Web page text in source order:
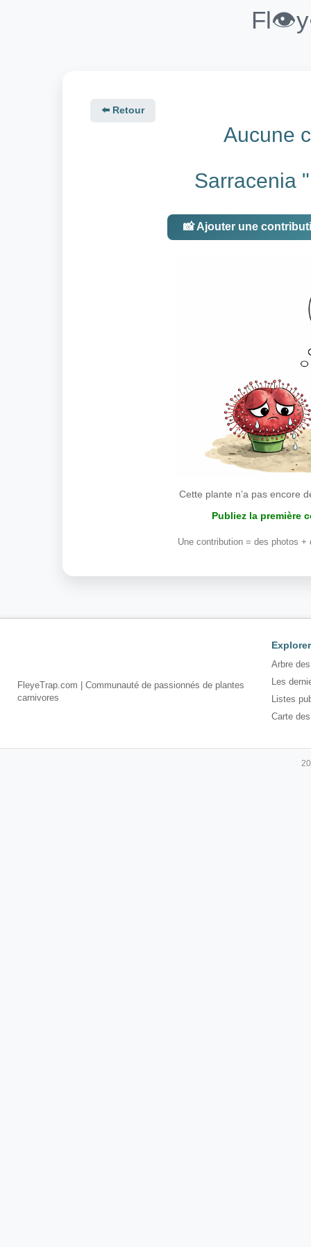
⬅️ Retour
Aucune
Sarracenia
📸 Ajouter une
Cette plante n’a pas encore
Publiez la première
Une contribution = des photos
FleyeTrap.com | Communauté de passionnés de plantes
carnivores
Explorer
Arbre
Les
Listes
Carte